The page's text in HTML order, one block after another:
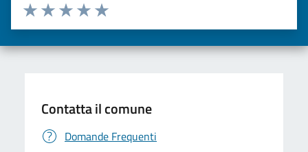
Valuta da 1 a 5 stelle la pagina
Valuta 5 stelle su 5
Valuta 4 stelle su 5
Valuta 3 stelle su 5
Valuta 2 stelle su 5
Valuta una stella su 5
Contatta il comune
Domande Frequenti